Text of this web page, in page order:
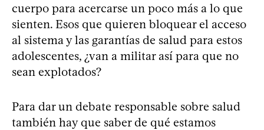
cuerpo para acercarse un poco más a lo que
sienten. Esos que quieren bloquear el acceso
al sistema y las garantías de salud para estos
adolescentes, ¿van a militar así para que no
sean explotados?
Para dar un debate responsable sobre salud
también hay que saber de qué estamos